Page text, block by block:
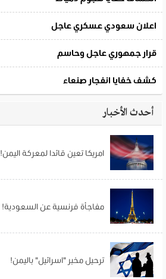
أحدث الأخبار
امريكا تعين قائدا لمعركة اليمن!
مفاجأة فرنسية عن السعودية!
ترحيل مخبر "اسرائيل" باليمن!